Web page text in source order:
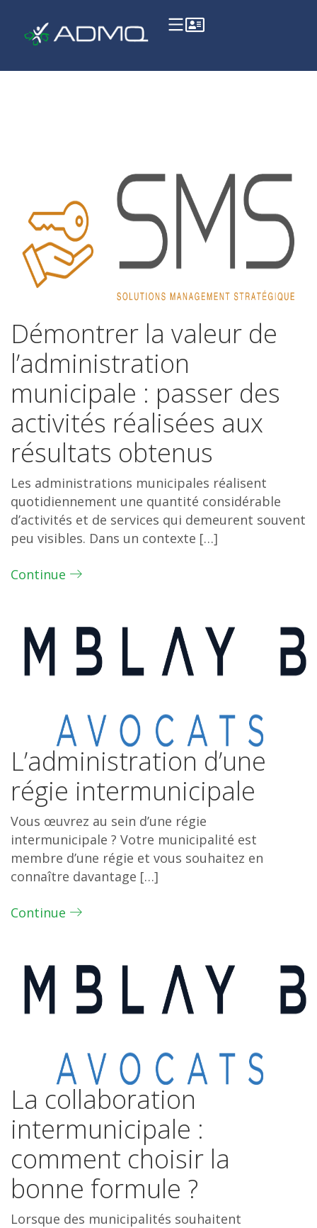
Démontrer la valeur de
l’administration
municipale : passer des
activités réalisées aux
résultats obtenus
Les administrations municipales réalisent
quotidiennement une quantité considérable
d’activités et de services qui demeurent souvent
peu visibles. Dans un contexte […]
Continue
L’administration d’une
régie intermunicipale
Vous œuvrez au sein d’une régie
intermunicipale ? Votre municipalité est
membre d’une régie et vous souhaitez en
connaître davantage […]
Continue
La collaboration
intermunicipale :
comment choisir la
bonne formule ?
Lorsque des municipalités souhaitent